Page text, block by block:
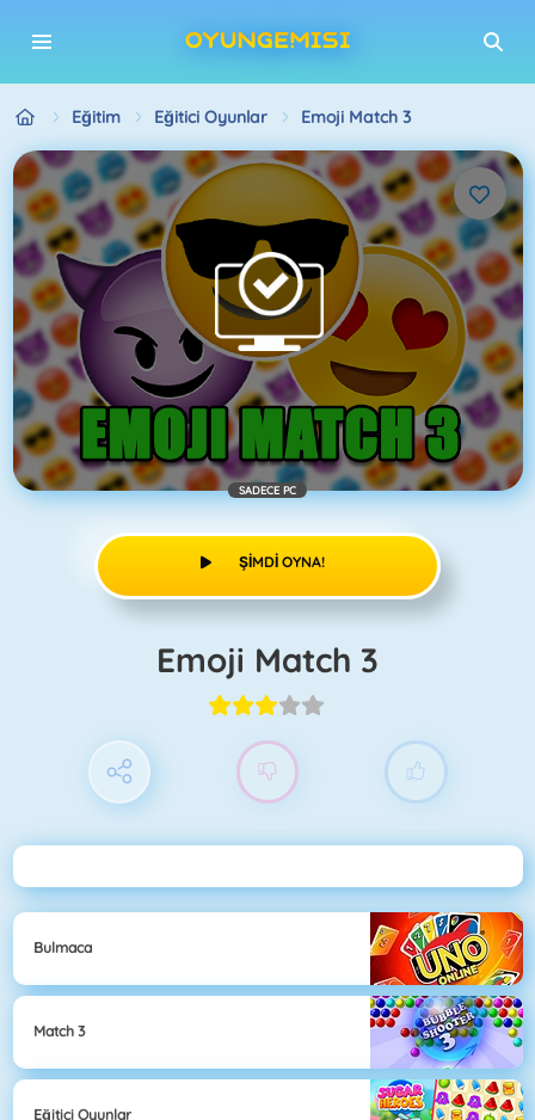
Eğitim Eğitici Oyunlar Emoji Match 3
SADECE PC
ŞIMDI OYNA!
Emoji Match 3
Bulmaca
Match 3
Eğitici Oyunlar